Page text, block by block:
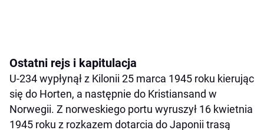
Ostatni rejs i kapitulacja
U-234 wypłynął z Kilonii 25 marca 1945 roku kierując
się do Horten, a następnie do Kristiansand w
Norwegii. Z norweskiego portu wyruszył 16 kwietnia
1945 roku z rozkazem dotarcia do Japonii trasą